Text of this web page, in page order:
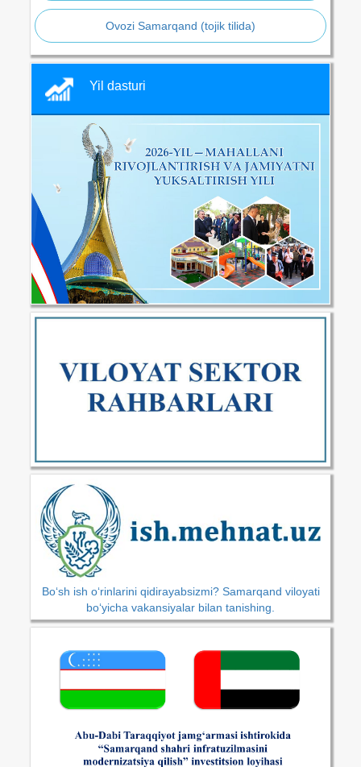
Ovozi Samarqand (tojik tilida)
Yil dasturi
Bo‘sh ish o‘rinlarini qidirayabsizmi? Samarqand viloyati
bo‘yicha vakansiyalar bilan tanishing.